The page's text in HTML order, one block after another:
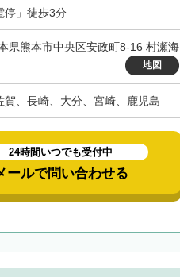
停」徒歩3分
県熊本市中央区安政町8-16 村瀬海
地図
賀、長崎、大分、宮崎、鹿児島
24時間いつでも受付中
ールで問い合わせる